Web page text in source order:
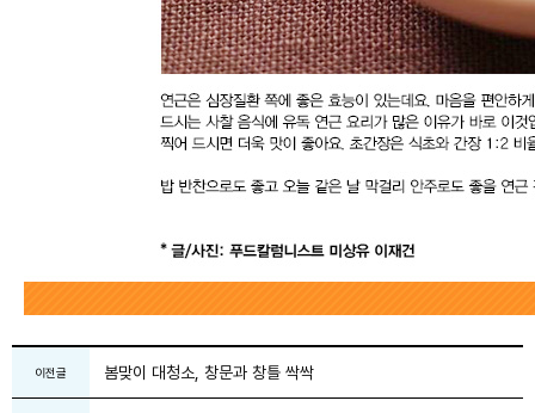
이전글 봄맞이 대청소, 창문과 창틀 싹싹